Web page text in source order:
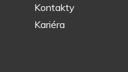
Kontakty
Kariéra